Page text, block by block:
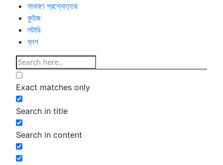
সাধারণ প্রশ্নোত্তর
কুইজ
লটারি
ব্লগ
Exact matches only
Search in title
Search in content